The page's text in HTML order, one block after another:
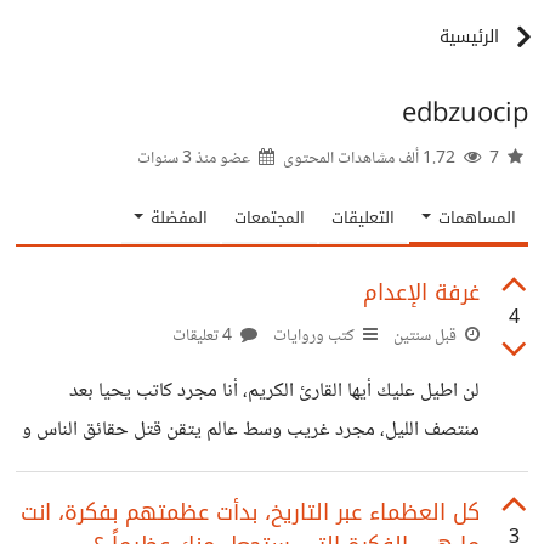
الرئيسية
edbzuocip
عضو منذ3 سنوات
المساهمات التعليقات المجتمعات المفضلة
4
غرفة الإعدام
قبل سنتين كتب وروايات
لن اطيل عليك أيها القارئ الكريم، أنا مجرد كاتب يحيا بعد
منتصف الليل، مجرد غريب وسط عالم يتقن قتل حقائق الناس و
آمالهم، وددت أن أشركك تجربة بسيطة لي مع العديد من دور
النشر العربية، فقد قمت بتأليف كتابي الخامس الذي بعنوان
كل العظماء عبر التاريخ، بدأت عظمتهم بفكرة، انت